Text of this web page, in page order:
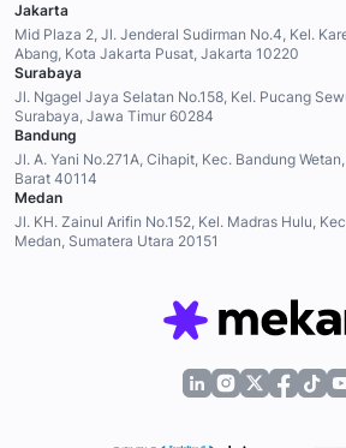
Jakarta
Mid Plaza 2, Jl. Jenderal Sudirman No.4, Kel.
Abang, Kota Jakarta Pusat, Jakarta 10220
Surabaya
Jl. Ngagel Jaya Selatan No.158, Kel. Pucang
Surabaya, Jawa Timur 60284
Bandung
Jl. A. Yani No.271A, Cihapit, Kec. Bandung
Barat 40114
Medan
Jl. KH. Zainul Arifin No.152, Kel. Madras Hulu,
Medan, Sumatera Utara 20151